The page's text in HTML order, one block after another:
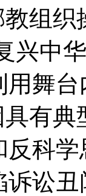
教组
兴中
舞
具有
科
讼